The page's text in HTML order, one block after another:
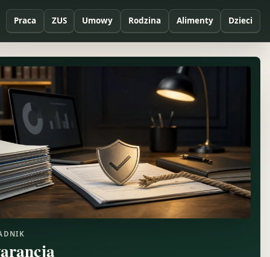
Praca ZUS Umowy Rodzina Alimenty Dzieci